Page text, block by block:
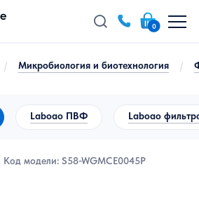
0
/ Микробиология и биотехнология /
Laboao ПВФ Laboao
Код модели: S58-WGMCE0045P